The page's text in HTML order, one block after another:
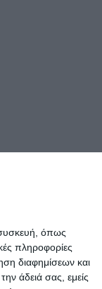
όπως
πληροφορίες
διαφημίσεων και
άδειά σας, εμείς